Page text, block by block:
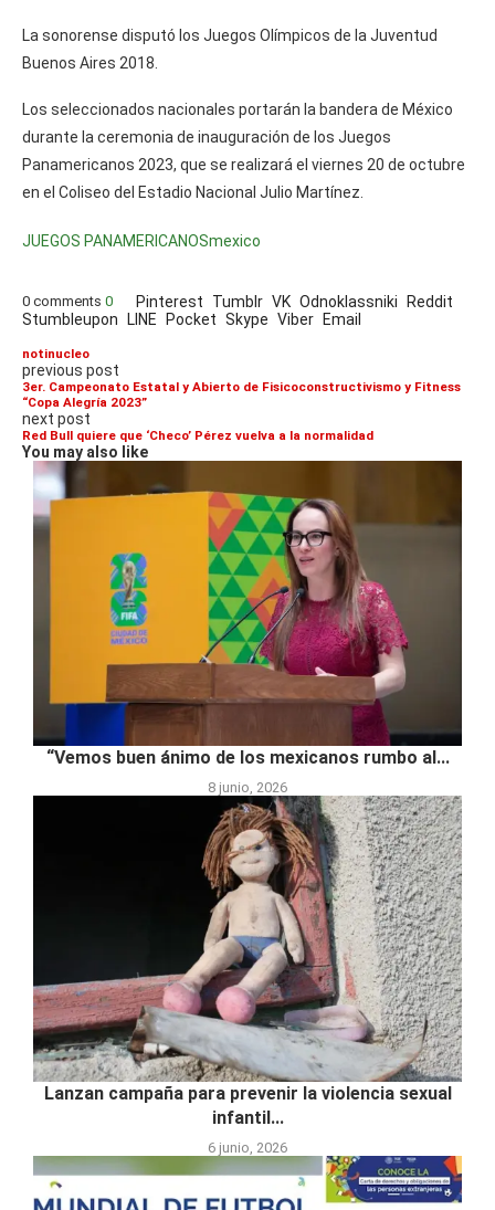
La sonorense disputó los Juegos Olímpicos de la Juventud
Buenos Aires 2018.
Los seleccionados nacionales portarán la bandera de México
durante la ceremonia de inauguración de los Juegos
Panamericanos 2023, que se realizará el viernes 20 de octubre
en el Coliseo del Estadio Nacional Julio Martínez.
JUEGOS PANAMERICANOSmexico
0 comments 0 Pinterest Tumblr VK Odnoklassniki Reddit
Stumbleupon LINE Pocket Skype Viber Email
notinucleo
previous post
3er. Campeonato Estatal y Abierto de Fisicoconstructivismo y Fitness
“Copa Alegría 2023”
next post
Red Bull quiere que ‘Checo’ Pérez vuelva a la normalidad
You may also like
“Vemos buen ánimo de los mexicanos rumbo al...
8 junio, 2026
Lanzan campaña para prevenir la violencia sexual
infantil...
6 junio, 2026